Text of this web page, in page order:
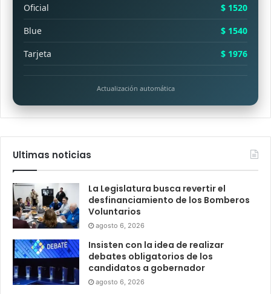
Oficial
$ 1520
Blue
$ 1540
Tarjeta
$ 1976
Actualización automática
Ultimas noticias
La Legislatura busca revertir el
desfinanciamiento de los Bomberos
Voluntarios
agosto 6, 2026
Insisten con la idea de realizar
debates obligatorios de los
candidatos a gobernador
agosto 6, 2026